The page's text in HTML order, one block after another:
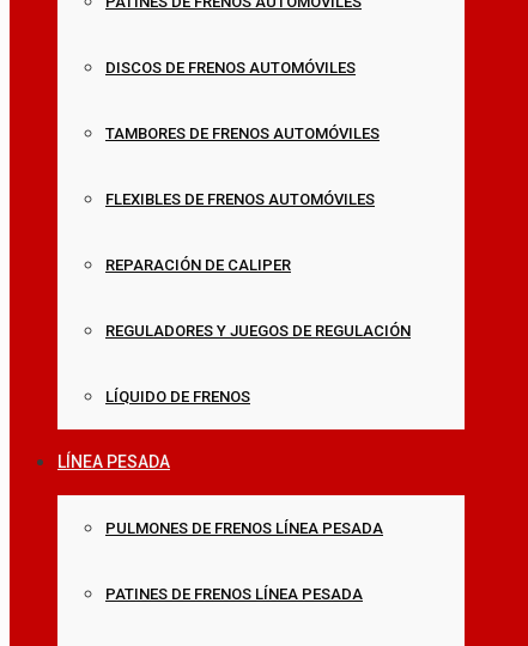
DISCOS DE FRENOS AUTOMÓVILES
TAMBORES DE FRENOS AUTOMÓVILES
FLEXIBLES DE FRENOS AUTOMÓVILES
REPARACIÓN DE CALIPER
REGULADORES Y JUEGOS DE REGULACIÓN
LÍQUIDO DE FRENOS
LÍNEA PESADA
PULMONES DE FRENOS LÍNEA PESADA
PATINES DE FRENOS LÍNEA PESADA